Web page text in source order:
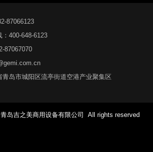
87066123
400-648-6123
87067070
青岛市城阳区流亭街道空港产业聚集区
岛吉之美商用设备有限公司 All rights reserved